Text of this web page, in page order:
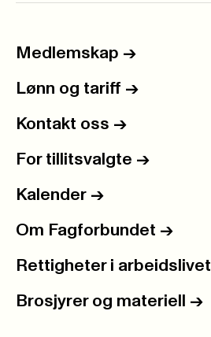
Medlemskap ->
Lønn og tariff ->
Kontakt oss ->
For tillitsvalgte ->
Kalender ->
Om Fagforbundet ->
Rettigheter i arbeidslivet
Brosjyrer og materiell ->